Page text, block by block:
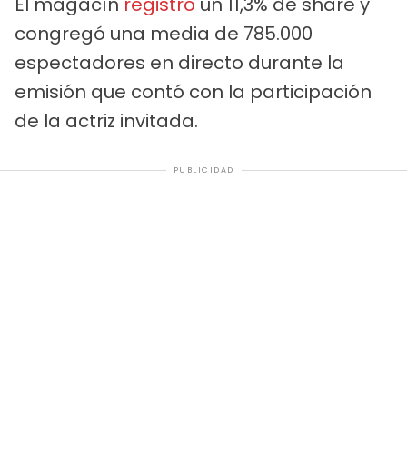
congregó una media de 785.000
espectadores en directo durante la
emisión que contó con la participación
de la actriz invitada.
PUBLICIDAD